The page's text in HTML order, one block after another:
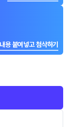
용 붙여넣고 첨삭하기